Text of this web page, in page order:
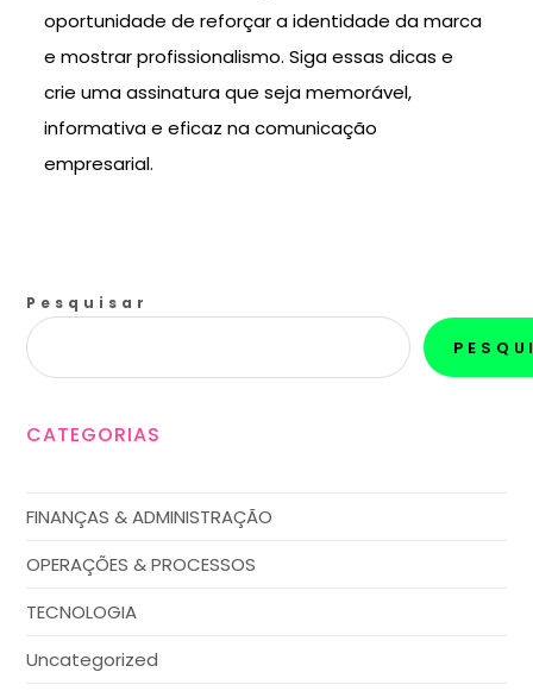
oportunidade de reforçar a identidade da marca
e mostrar profissionalismo. Siga essas dicas e
crie uma assinatura que seja memorável,
informativa e eficaz na comunicação
empresarial.
Pesquisar
CATEGORIAS
FINANÇAS & ADMINISTRAÇÃO
OPERAÇÕES & PROCESSOS
TECNOLOGIA
Uncategorized